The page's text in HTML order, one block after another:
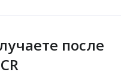
после